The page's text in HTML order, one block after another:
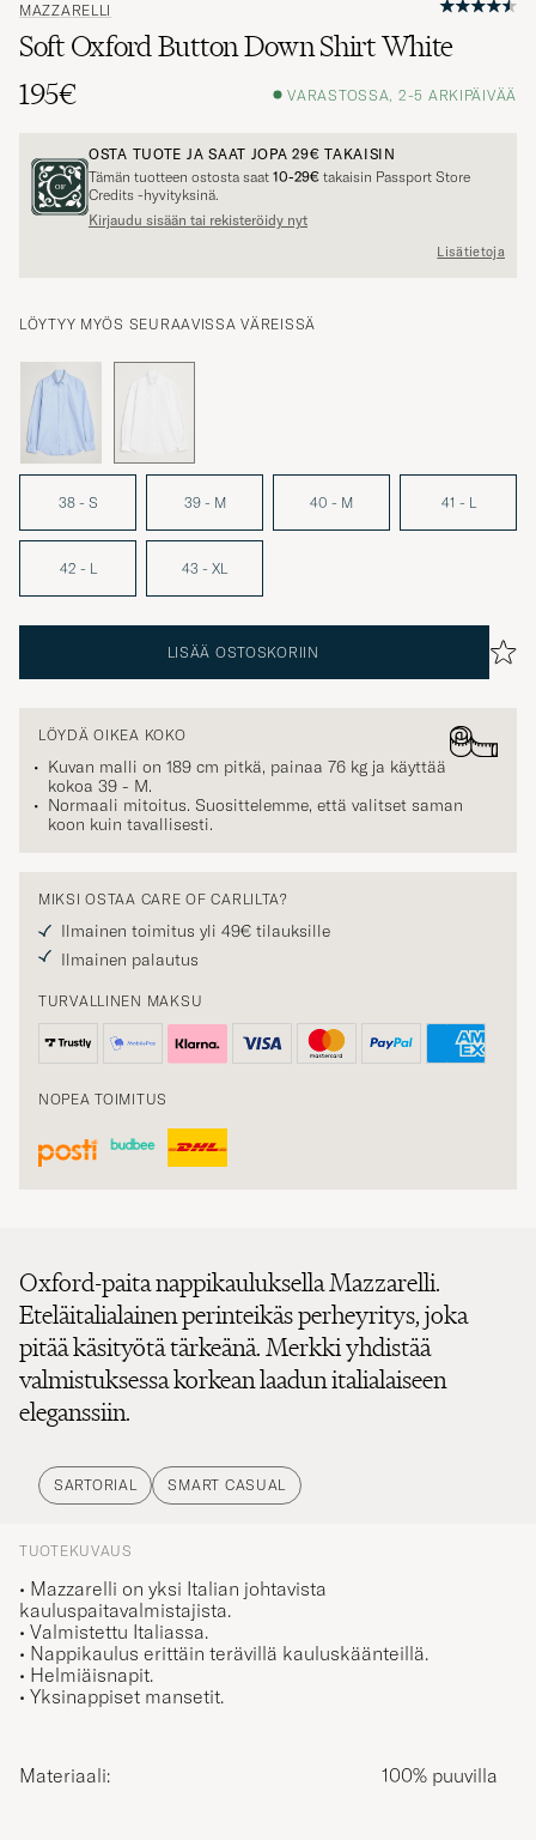
MAZZARELLI
Soft Oxford Button Down Shirt White
195€
VARASTOSSA, 2-5 ARKIPÄIVÄÄ
OSTA TUOTE JA SAAT JOPA29€ TAKAISIN
Tämän tuotteen ostosta saat 10-29€ takaisin Passport Store
Credits -hyvityksinä.
Kirjaudu sisään tai rekisteröidy nyt
Lisätietoja
LÖYTYY MYÖS SEURAAVISSA VÄREISSÄ
38 - S 39 - M 40 - M 41 - L
42 - L 43 - XL
LISÄÄ OSTOSKORIIN
LÖYDÄ OIKEA KOKO
Kuvan malli on 189 cm pitkä, painaa 76 kg ja käyttää
kokoa 39 - M.
Normaali mitoitus. Suosittelemme, että valitset saman
koon kuin tavallisesti.
MIKSI OSTAA CARE OF CARLILTA?
Ilmainen toimitus yli 49€ tilauksille
Ilmainen palautus
TURVALLINEN MAKSU
NOPEA TOIMITUS
Oxford-paita nappikauluksella Mazzarelli.
Eteläitalialainen perinteikäs perheyritys, joka
pitää käsityötä tärkeänä. Merkki yhdistää
valmistuksessa korkean laadun italialaiseen
eleganssiin.
SARTORIAL SMART CASUAL
TUOTEKUVAUS
• Mazzarelli on yksi Italian johtavista
kauluspaitavalmistajista.
• Valmistettu Italiassa.
• Nappikaulus erittäin terävillä kauluskäänteillä.
• Helmiäisnapit.
• Yksinappiset mansetit.
Materiaali: 100% puuvilla